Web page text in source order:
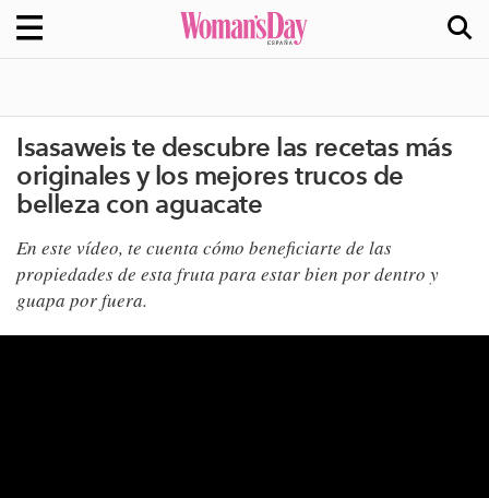
Isasaweis te descubre las recetas más
originales y los mejores trucos de
belleza con aguacate
En este vídeo, te cuenta cómo beneficiarte de las
propiedades de esta fruta para estar bien por dentro y
guapa por fuera.​